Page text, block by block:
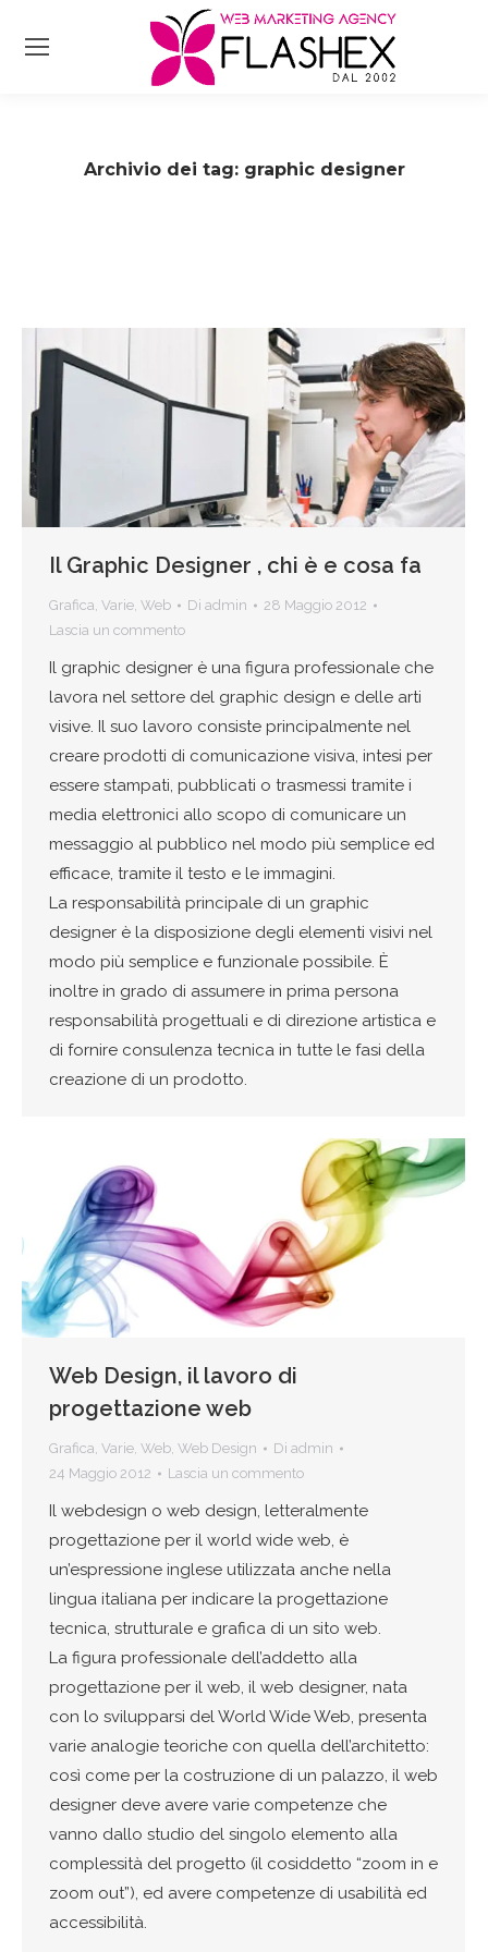
Archivio dei tag: graphic designer
Il Graphic Designer , chi è e cosa fa
Grafica, Varie, Web Di admin
28 Maggio 2012
Lascia un commento
Il graphic designer è una figura professionale che
lavora nel settore del graphic design e delle arti
visive. Il suo lavoro consiste principalmente nel
creare prodotti di comunicazione visiva, intesi per
essere stampati, pubblicati o trasmessi tramite i
media elettronici allo scopo di comunicare un
messaggio al pubblico nel modo più semplice ed
efficace, tramite il testo e le immagini.
La responsabilità principale di un graphic
designer è la disposizione degli elementi visivi nel
modo più semplice e funzionale possibile. È
inoltre in grado di assumere in prima persona
responsabilità progettuali e di direzione artistica e
di fornire consulenza tecnica in tutte le fasi della
creazione di un prodotto.
Web Design, il lavoro di
progettazione web
Grafica, Varie, Web, Web Design Di admin
24 Maggio 2012
Lascia un commento
Il webdesign o web design, letteralmente
progettazione per il world wide web, è
un’espressione inglese utilizzata anche nella
lingua italiana per indicare la progettazione
tecnica, strutturale e grafica di un sito web.
La figura professionale dell’addetto alla
progettazione per il web, il web designer, nata
con lo svilupparsi del World Wide Web, presenta
varie analogie teoriche con quella dell’architetto:
così come per la costruzione di un palazzo, il web
designer deve avere varie competenze che
vanno dallo studio del singolo elemento alla
complessità del progetto (il cosiddetto “zoom in e
zoom out”), ed avere competenze di usabilità ed
accessibilità.